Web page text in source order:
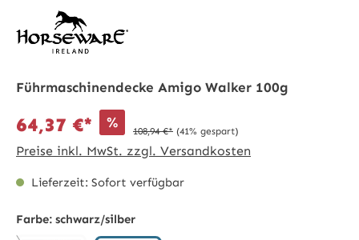
Führmaschinendecke Amigo Walker 100g
64,37 €* % 108,94 €* (41% gespart)
Preise inkl. MwSt. zzgl. Versandkosten
Lieferzeit: Sofort verfügbar
Farbe: schwarz/silber